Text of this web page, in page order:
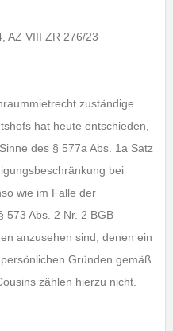
AZ VIII ZR 276/23
zuständige
hat heute entschieden,
des § 577a Abs. 1a Satz
bei
wie im Falle der
573 Abs. 2 Nr. 2 BGB –
anzusehen sind, denen ein
Gründen gemäß
zählen hierzu nicht.